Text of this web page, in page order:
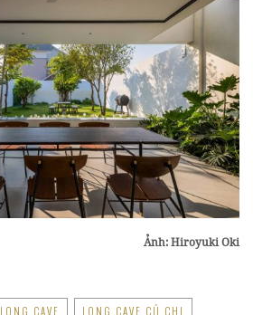
Ảnh: Hiroyuki Oki
LONG CAVE LONG CAVE CỦ CHI